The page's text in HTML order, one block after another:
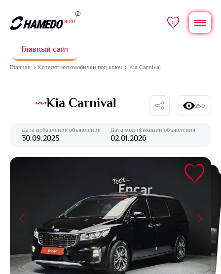
0
Главный сайт
Главная Каталог автомобилей под ключ Kia Carnival
Kia Carnival 250
Дата добавления объявления
30.09.2025
Дата модификации объявления
02.01.2026